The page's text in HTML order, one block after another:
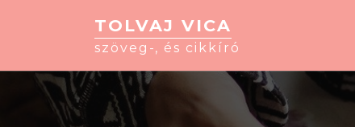
TOLVAJ VICA
szöveg-, és cikkíró